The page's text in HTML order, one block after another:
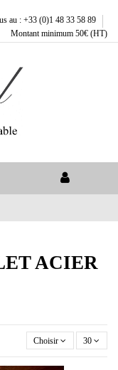
au : +33 (0)1 48 33 58 89
Montant minimum 50€ (HT)
ACIER
Choisir 30